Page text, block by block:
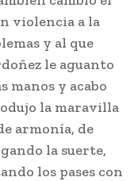
violencia a la
y al que
le aguanto
manos y acabo
la maravilla
armonía, de
la suerte,
los pases con